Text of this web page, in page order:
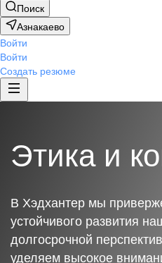
Поиск
Азнакаево
Войти
Войти
Создать резюме
Этика и
В Хэдхантер мы
устойчивого развития
долгосрочной
уделяем высокое